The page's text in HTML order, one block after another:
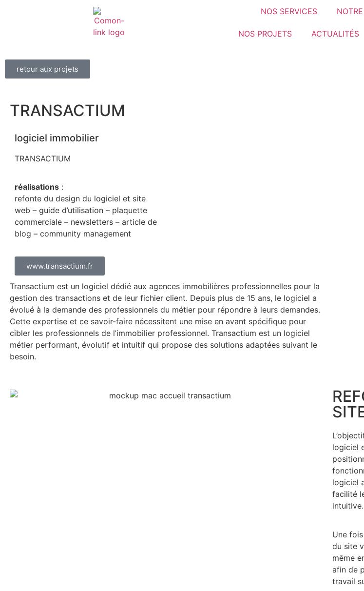
NOS SERVICES
NOS PROJETS ACTUALITÉS
retour aux projets
TRANSACTIUM
logiciel immobilier
TRANSACTIUM
réalisations :
refonte du design du logiciel et site
web – guide d’utilisation – plaquette
commerciale – newsletters – article de
blog – community management
www.transactium.fr
Transactium est un logiciel dédié aux agences immobilières professionnelles pour la
gestion des transactions et de leur fichier client. Depuis plus de 15 ans, le logiciel a
évolué à la demande des professionnels du métier pour répondre à leurs demandes.
Cette expertise et ce savoir-faire nécessitent une mise en avant spécifique pour
cibler les professionnels de l’immobilier professionnel. Transactium est un logiciel
métier performant, évolutif et intuitif qui propose des solutions adaptées suivant le
besoin.
logiciel
logiciel
facilité
intuitive.
Une
du site
même
afin de
travail